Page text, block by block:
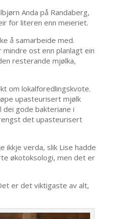
Anda på Randaberg,
for literen enn meieriet.
å samarbeide med.
ost enn planlagt ein
resterande mjølka,
om lokalforedlingskvote.
upasteurisert mjølk
dei gode bakteriane i
det upasteurisert
ikkje verda, slik Lise hadde
økotoksologi, men det er
er det viktigaste av alt,